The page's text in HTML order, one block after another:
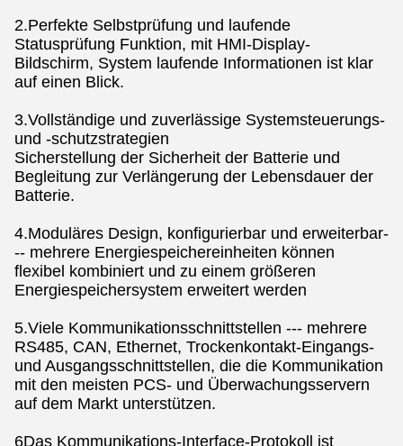
2.Perfekte Selbstprüfung und laufende
Statusprüfung Funktion, mit HMI-Display-
Bildschirm, System laufende Informationen ist klar
auf einen Blick.
3.Vollständige und zuverlässige Systemsteuerungs-
und -schutzstrategien
Sicherstellung der Sicherheit der Batterie und
Begleitung zur Verlängerung der Lebensdauer der
Batterie.
4.Moduläres Design, konfigurierbar und erweiterbar-
-- mehrere Energiespeichereinheiten können
flexibel kombiniert und zu einem größeren
Energiespeichersystem erweitert werden
5.Viele Kommunikationsschnittstellen --- mehrere
RS485, CAN, Ethernet, Trockenkontakt-Eingangs-
und Ausgangsschnittstellen, die die Kommunikation
mit den meisten PCS- und Überwachungsservern
auf dem Markt unterstützen.
6Das Kommunikations-Interface-Protokoll ist